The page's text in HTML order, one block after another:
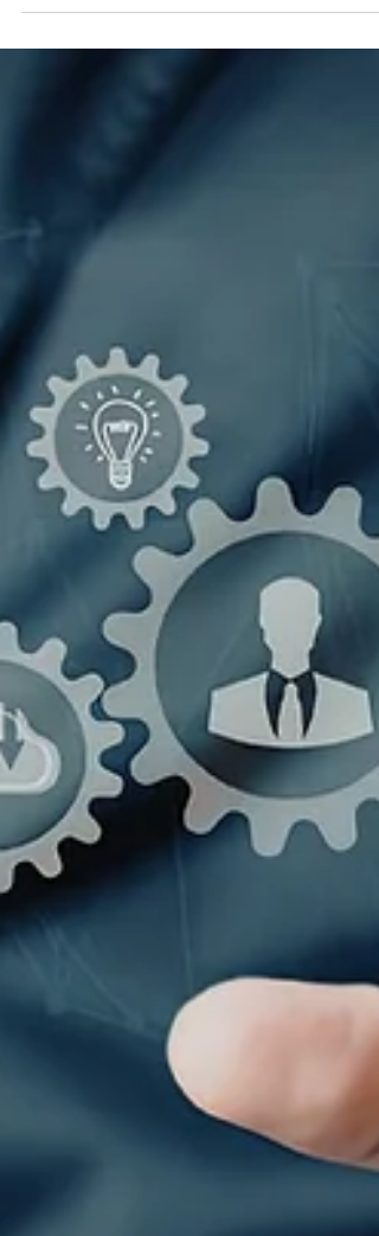
imprese di Parma, Piacenza e Reggio
delle spese ammissibili, fino a un massimo
di 10.000 euro.